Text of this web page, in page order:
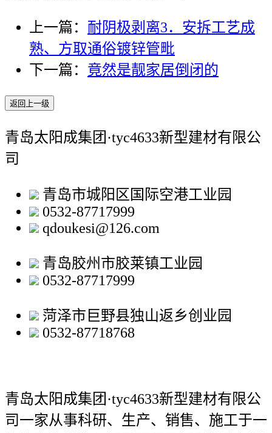
上一篇： 耐阴极剥离3．安拆工艺成
熟、方取通俗镀锌管毗
下一篇： 竟然是靓家居倒闭的
返回上一级
青岛太阳成集团·tyc4633新型建材有限公
司
青岛市城阳区国际空港工业园
0532-87717999
qdoukesi@126.com
青岛胶州市胶莱镇工业园
0532-87717999
菏泽市巨野县独山返乡创业园
0532-87718768
青岛太阳成集团·tyc4633新型建材有限公
司一家从事科研、生产、销售、施工于一